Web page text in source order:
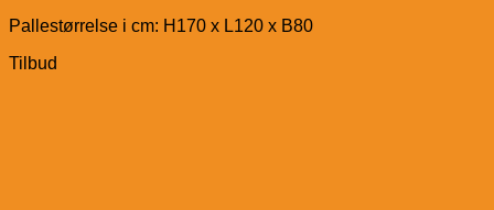
Pallestørrelse i cm: H170 x L120 x B80
Tilbud